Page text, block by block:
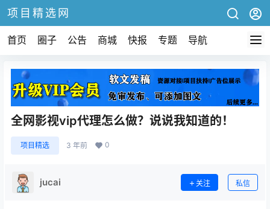
项目精选网
首页 圈子 公告 商城 快报 专题 导航
全网影视vip代理怎么做？说说我知道的！
项目精选 3 年前 0
jucai 关注 私信